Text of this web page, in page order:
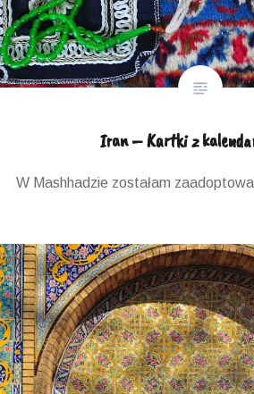
Iran – Kartki z
W Mashhadzie zostałam